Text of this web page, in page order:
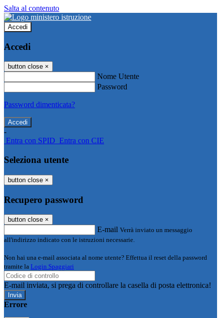
Salta al contenuto
Accedi
Accedi
button close ×
Nome Utente
Password
Password dimenticata?
-
Entra con SPID Entra con CIE
Seleziona utente
button close ×
Recupero password
button close ×
E-mail Verrà inviato un messaggio
all'indirizzo indicato con le istruzioni necessarie.
Non hai una e-mail associata al nome utente? Effettua il reset della password
tramite la Login Spaggiari
E-mail inviata, si prega di controllare la casella di posta elettronica!
Errore